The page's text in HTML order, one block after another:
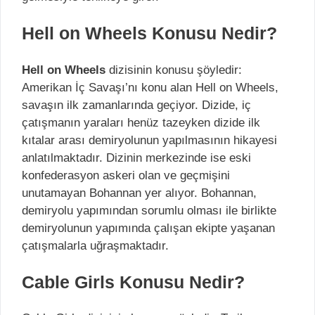
Hell on Wheels Konusu Nedir?
Hell on Wheels dizisinin konusu şöyledir:
Amerikan İç Savaşı’nı konu alan Hell on Wheels,
savaşın ilk zamanlarında geçiyor. Dizide, iç
çatışmanın yaraları henüz tazeyken dizide ilk
kıtalar arası demiryolunun yapılmasının hikayesi
anlatılmaktadır. Dizinin merkezinde ise eski
konfederasyon askeri olan ve geçmişini
unutamayan Bohannan yer alıyor. Bohannan,
demiryolu yapımından sorumlu olması ile birlikte
demiryolunun yapımında çalışan ekipte yaşanan
çatışmalarla uğraşmaktadır.
Cable Girls Konusu Nedir?